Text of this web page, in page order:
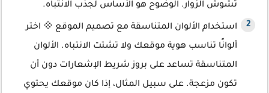
تشوش الزوار. الوضوح هو الأساس لجذب الانتباه.
استخدام الألوان المتناسقة مع تصميم الموقع 💠 اختر
ألوانًا تناسب هوية موقعك ولا تشتت الانتباه. الألوان
المتناسقة تساعد على بروز شريط الإشعارات دون أن
تكون مزعجة. على سبيل المثال، إذا كان موقعك يحتوي